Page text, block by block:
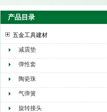
赫尔纳贸易（大连）有限公司
产品目录
五金工具建材
减震垫
弹性套
陶瓷珠
气弹簧
旋转接头